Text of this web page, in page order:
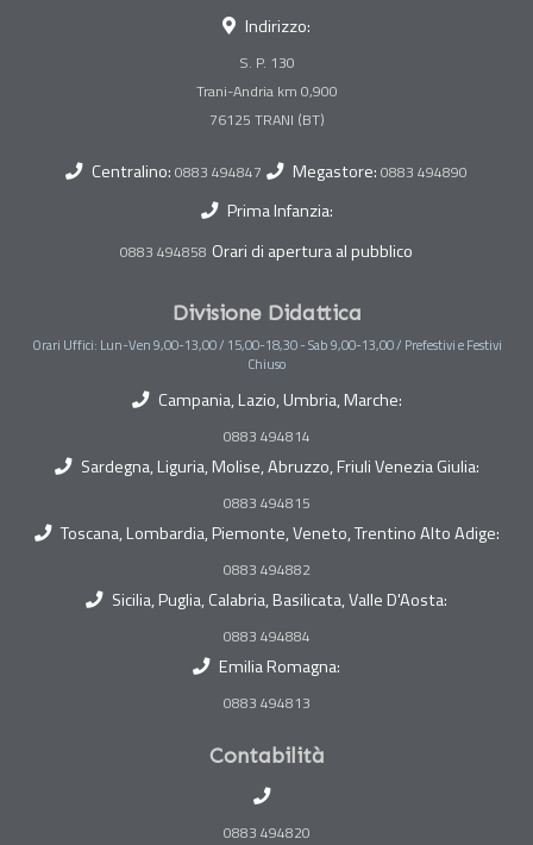
Indirizzo:
S. P. 130
Trani-Andria km 0,900
Centralino: 0883 494847 Megastore: 0883 494890
Prima Infanzia:
0883 494858 Orari di apertura al pubblico
Divisione Didattica
Orari Uffici: Lun-Ven 9,00-13,00 / 15,00-18,30 - Sab 9,00-13,00 / Prefestivi e Festivi
Chiuso
Campania, Lazio, Umbria, Marche:
0883 494814
Sardegna, Liguria, Molise, Abruzzo, Friuli Venezia Giulia:
0883 494815
Toscana, Lombardia, Piemonte, Veneto, Trentino Alto Adige:
0883 494882
Sicilia, Puglia, Calabria, Basilicata, Valle D'Aosta:
0883 494884
Emilia Romagna:
0883 494813
Contabilità
0883 494820